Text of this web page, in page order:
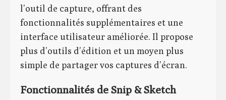
l’outil de capture, offrant des
fonctionnalités supplémentaires et une
interface utilisateur améliorée. Il propose
plus d’outils d’édition et un moyen plus
simple de partager vos captures d’écran.
Fonctionnalités de Snip & Sketch